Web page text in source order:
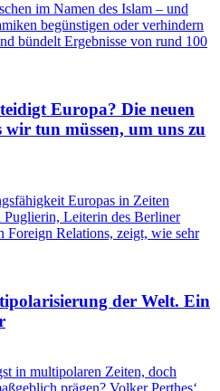
im Namen des Islam – und
begünstigen oder verhindern
bündelt Ergebnisse von rund 100
Europa? Die neuen
tun müssen, um uns zu
Europas in Zeiten
Puglierin, Leiterin des Berliner
Foreign Relations, zeigt, wie sehr
der Welt. Ein
in multipolaren Zeiten, doch